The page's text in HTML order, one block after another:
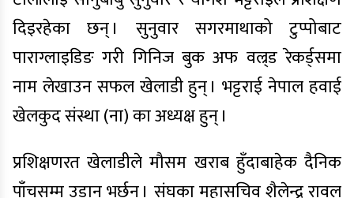
दिइरहेका छन् । सुनुवार सगरमाथाको टुप्पोबाट
पाराग्लाइडिङ गरी गिनिज बुक अफ वल्र्ड रेकर्ड्समा
नाम लेखाउन सफल खेलाडी हुन् । भट्टराई नेपाल हवाई
खेलकुद संस्था (ना) का अध्यक्ष हुन् ।
प्रशिक्षणरत खेलाडीले मौसम खराब हुँदाबाहेक दैनिक
पाँचसम्म उडान भर्छन् । संघका महासचिव शैलेन्द्र रावल